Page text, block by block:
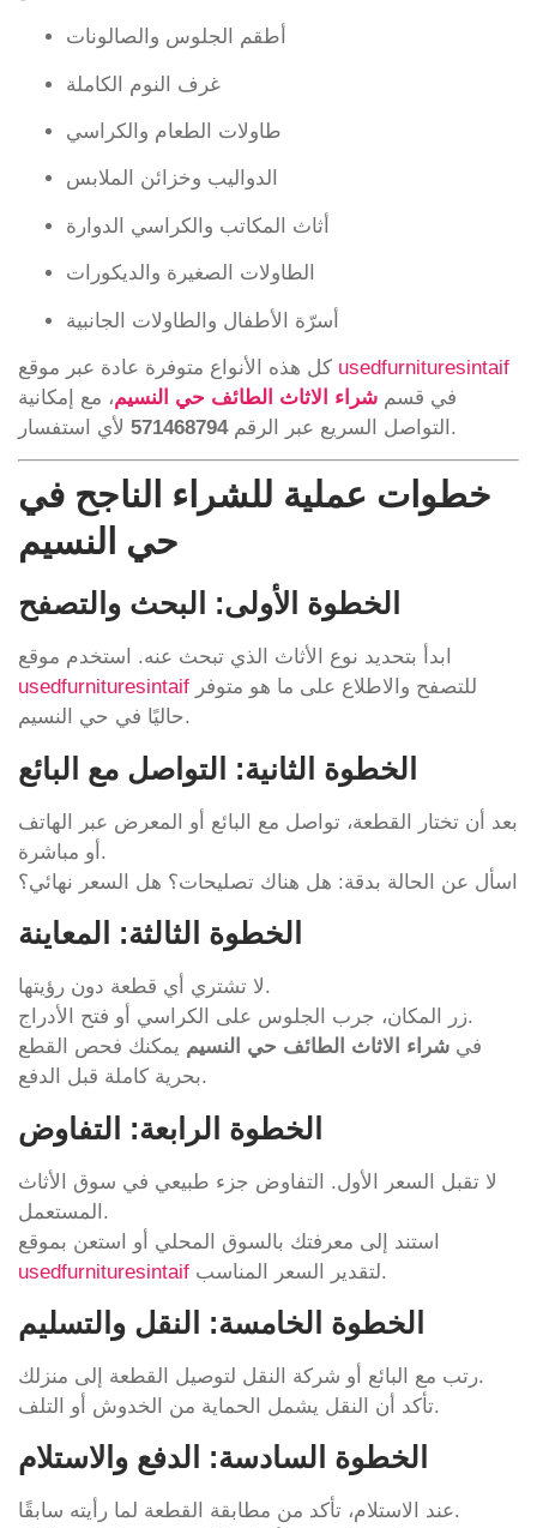
أطقم الجلوس والصالونات
غرف النوم الكاملة
طاولات الطعام والكراسي
الدواليب وخزائن الملابس
أثاث المكاتب والكراسي الدوارة
الطاولات الصغيرة والديكورات
أسرّة الأطفال والطاولات الجانبية
usedfurnituresintaif
في قسم شراء الاثاث الطائف حي النسيم، مع إمكانية
التواصل السريع عبر الرقم571468794 لأي استفسار.
خطوات عملية للشراء الناجح في
حي النسيم
الخطوة الأولى: البحث والتصفح
ابدأ بتحديد نوع الأثاث الذي تبحث عنه. استخدم موقع
usedfurnituresintaif
حاليًا في حي النسيم.
الخطوة الثانية: التواصل مع البائع
بعد أن تختار القطعة، تواصل مع البائع أو المعرض عبر الهاتف
أو مباشرة.
اسأل عن الحالة بدقة: هل هناك تصليحات؟ هل السعر نهائي؟
الخطوة الثالثة: المعاينة
لا تشتري أي قطعة دون رؤيتها.
زر المكان، جرب الجلوس على الكراسي أو فتح الأدراج.
في شراء الاثاث الطائف حي النسيم يمكنك فحص القطع
بحرية كاملة قبل الدفع.
الخطوة الرابعة: التفاوض
لا تقبل السعر الأول. التفاوض جزء طبيعي في سوق الأثاث
المستعمل.
استند إلى معرفتك بالسوق المحلي أو استعن بموقع
usedfurnituresintaif
لتقدير السعر المناسب.
الخطوة الخامسة: النقل والتسليم
رتب مع البائع أو شركة النقل لتوصيل القطعة إلى منزلك.
تأكد أن النقل يشمل الحماية من الخدوش أو التلف.
الخطوة السادسة: الدفع والاستلام
عند الاستلام، تأكد من مطابقة القطعة لما رأيته سابقًا.